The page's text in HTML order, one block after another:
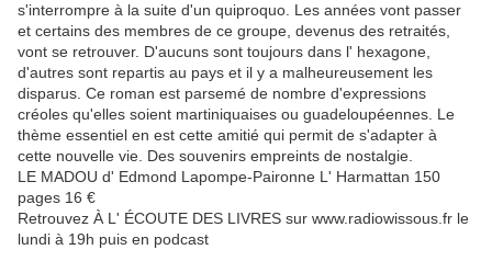
s'interrompre à la suite d'un quiproquo. Les années vont passer
et certains des membres de ce groupe, devenus des retraités,
vont se retrouver. D'aucuns sont toujours dans l' hexagone,
d'autres sont repartis au pays et il y a malheureusement les
disparus. Ce roman est parsemé de nombre d'expressions
créoles qu'elles soient martiniquaises ou guadeloupéennes. Le
thème essentiel en est cette amitié qui permit de s'adapter à
cette nouvelle vie. Des souvenirs empreints de nostalgie.
LE MADOU d' Edmond Lapompe-Paironne L' Harmattan 150
pages 16 €
Retrouvez À L' ÉCOUTE DES LIVRES sur www.radiowissous.fr le
lundi à 19h puis en podcast